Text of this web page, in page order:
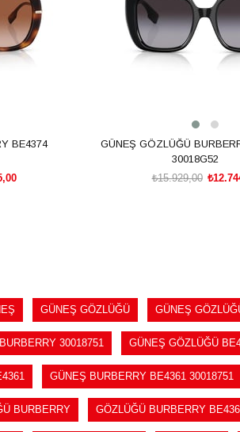
BE4374
GÜNEŞ GÖZLÜĞÜ
30018G52
₺15.929,00
GÜNEŞ GÖZLÜĞÜ GÜNEŞ
30018751 GÜNEŞ GÖZLÜĞÜ
GÜNEŞ BURBERRY BE4361 30018751
BURBERRY GÖZLÜĞÜ BURBERRY